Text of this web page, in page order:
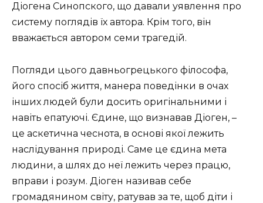
Діогена Синопского, що давали уявлення про
систему поглядів їх автора. Крім того, він
вважається автором семи трагедій.
Погляди цього давньогрецького філософа,
його спосіб життя, манера поведінки в очах
інших людей були досить оригінальними і
навіть епатуючі. Єдине, що визнавав Діоген, –
це аскетична чеснота, в основі якої лежить
наслідування природі. Саме це єдина мета
людини, а шлях до неї лежить через працю,
вправи і розум. Діоген називав себе
громадянином світу, ратував за те, щоб діти і